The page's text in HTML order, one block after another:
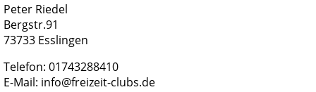
Peter Riedel
Bergstr.91
73733 Esslingen
Telefon: 01743288410
E-Mail: info@freizeit-clubs.de